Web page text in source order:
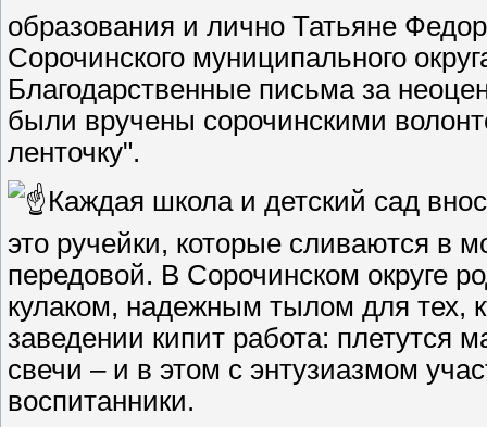
образования и лично Татьяне
Сорочинского муниципального
Благодарственные письма за
были вручены сорочинскими
ленточку".
Каждая школа и детский сад
это ручейки, которые сливаются в
передовой. В Сорочинском округе
кулаком, надежным тылом для тех,
заведении кипит работа: плетутся
свечи – и в этом с энтузиазмом
воспитанники.